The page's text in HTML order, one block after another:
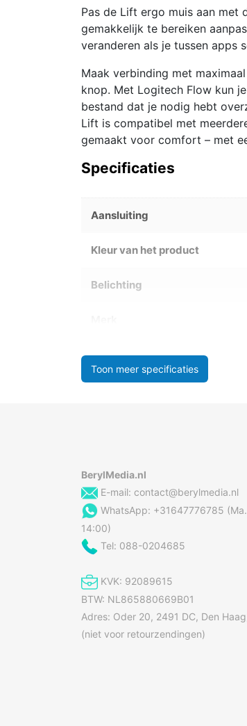
Pas de Lift ergo muis aan met
gemakkelijk te bereiken
veranderen als je tussen apps
Maak verbinding met
knop. Met Logitech Flow kun
bestand dat je nodig hebt
Lift is compatibel met
gemaakt voor comfort – met
Specificaties
Aansluiting
Kleur van het product
Belichting
Toon meer specificaties
BerylMedia.nl
E-mail: contact@berylmedia.nl
WhatsApp: +31647776785
14:00)
Tel: 088-0204685
KVK: 92089615
BTW: NL865880669B01
Adres: Oder 20, 2491 DC, Den
(niet voor retourzendingen)